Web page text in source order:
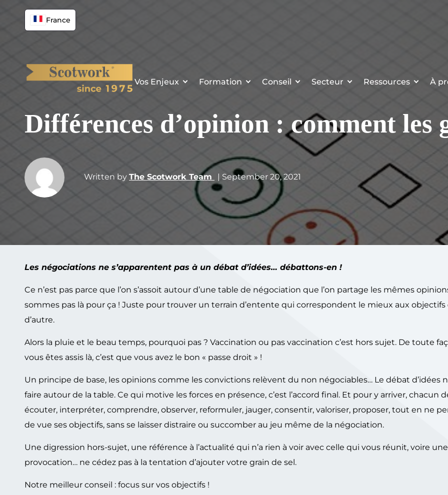
France
Vos Enjeux Formation Conseil Secteur Ressources À
Différences d’opinion : comment les
Written by The Scotwork Team | September 20, 2021
Les négociations ne s’apparentent pas à un débat d’idées… débattons-en !
Ce n’est pas parce que l’on s’assoit autour d’une table de négociation que l’on partage les mêmes
sommes pas là pour ça ! Juste pour trouver un terrain d’entente qui correspondent le mieux aux
d’autre.
Alors la pluie et le beau temps, pourquoi pas ? Vaccination ou pas vaccination c’est hors sujet. De toute
vous êtes assis là, c’est que vous avez le bon « passe droit » !
Un principe de base, les opinions comme les convictions relèvent du non négociables… Le débat d’idées
faire autour de la table. Ce qui motive les forces en présence, c’est l’accord final. Et pour y arriver, chacun
écouter, interpréter, comprendre, observer, reformuler, jauger, consentir, valoriser, proposer, tout en ne
de vue ses objectifs, sans se laisser distraire ou succomber au jeu même de la négociation.
Une digression hors-sujet, une référence à l’actualité qui n’a rien à voir avec celle qui vous réunit, voire une
provocation… ne cédez pas à la tentation d’ajouter votre grain de sel.
Notre meilleur conseil : focus sur vos objectifs !